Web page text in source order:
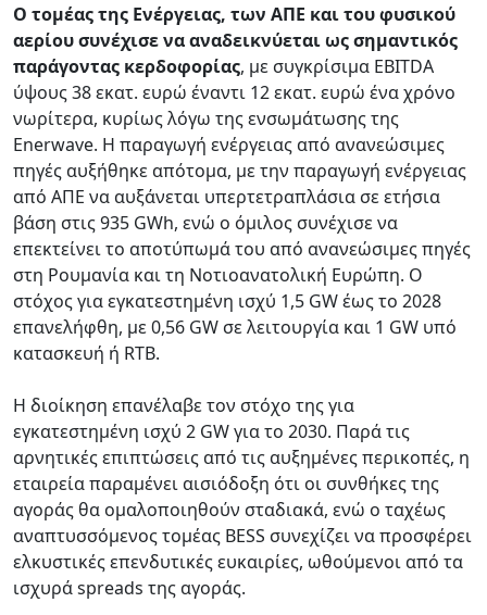
Ο τομέας της Ενέργειας, των ΑΠΕ και του φυσικού
αερίου συνέχισε να αναδεικνύεται ως σημαντικός
παράγοντας κερδοφορίας, με συγκρίσιμα EBITDA
ύψους 38 εκατ. ευρώ έναντι 12 εκατ. ευρώ ένα χρόνο
νωρίτερα, κυρίως λόγω της ενσωμάτωσης της
Enerwave. Η παραγωγή ενέργειας από ανανεώσιμες
πηγές αυξήθηκε απότομα, με την παραγωγή ενέργειας
από ΑΠΕ να αυξάνεται υπερτετραπλάσια σε ετήσια
βάση στις 935 GWh, ενώ ο όμιλος συνέχισε να
επεκτείνει το αποτύπωμά του από ανανεώσιμες πηγές
στη Ρουμανία και τη Νοτιοανατολική Ευρώπη. Ο
στόχος για εγκατεστημένη ισχύ 1,5 GW έως το 2028
επανελήφθη, με 0,56 GW σε λειτουργία και 1 GW υπό
κατασκευή ή RTB.
Η διοίκηση επανέλαβε τον στόχο της για
εγκατεστημένη ισχύ 2 GW για το 2030. Παρά τις
αρνητικές επιπτώσεις από τις αυξημένες περικοπές, η
εταιρεία παραμένει αισιόδοξη ότι οι συνθήκες της
αγοράς θα ομαλοποιηθούν σταδιακά, ενώ ο ταχέως
αναπτυσσόμενος τομέας BESS συνεχίζει να προσφέρει
ελκυστικές επενδυτικές ευκαιρίες, ωθούμενοι από τα
ισχυρά spreads της αγοράς.